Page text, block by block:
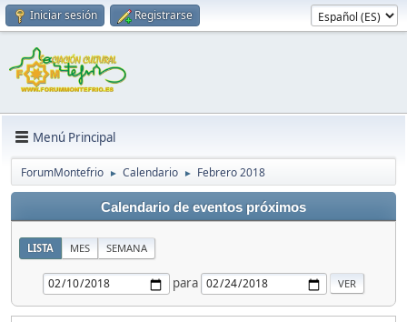
Iniciar sesión Registrarse
Menú Principal
ForumMontefrio ► Calendario ► Febrero 2018
Calendario de eventos próximos
LISTA MES SEMANA
para